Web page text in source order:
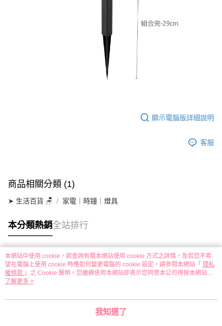
顯示電腦版詳細說明
客服
商品相關分類 (1)
➤ 生活百貨 🪑 家電｜時鐘｜燈具
本分類熱銷全站排行
熱門標籤
本網站中使用 cookie，欲查詢有關本網站使用 cookie 方式之詳情，及若您不希
望在電腦上使用 cookie 時應如何變更電腦的 cookie 設定，請參閱本網站「 隱私
權條款 」之 Cookie 聲明。您繼續使用本網站即表示您同意本公司得按本網站使
用條款之 Cookie 聲明使用 cookie。
了解更多 >
我知道了